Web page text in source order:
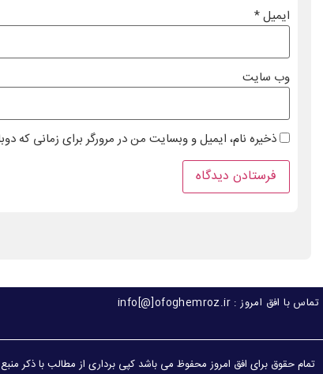
ایمیل*
وب‌ سایت
ذخیره نام، ایمیل و وبسایت من در مرورگر برای زمانی که
تماس با افق امروز : info[@]ofoghemroz.ir
تمام حقوق برای افق امروز محفوظ می باشد کپی برداری از مطالب با ذکر